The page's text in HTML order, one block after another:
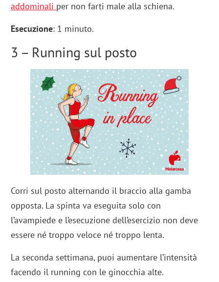
addominali per non farti male alla schiena.
Esecuzione: 1 minuto.
3 – Running sul posto
Corri sul posto alternando il braccio alla gamba
opposta. La spinta va eseguita solo con
l’avampiede e l’esecuzione dell’esercizio non deve
essere né troppo veloce né troppo lenta.
La seconda settimana, puoi aumentare l’intensità
facendo il running con le ginocchia alte.